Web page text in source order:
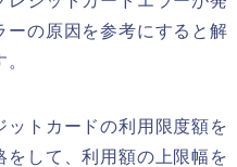
ーの原因を参考にすると解
トカードの利用限度額を
して、利用額の上限幅を